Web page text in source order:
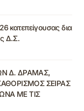
κατεπείγουσας δια
Δ.Σ.
Δ. ΔΡΑΜΑΣ,
ΣΕΙΡΑΣ
ΜΕ ΤΙΣ